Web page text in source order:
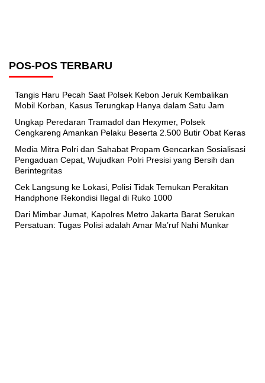
POS-POS TERBARU
Tangis Haru Pecah Saat Polsek Kebon Jeruk Kembalikan
Mobil Korban, Kasus Terungkap Hanya dalam Satu Jam
Ungkap Peredaran Tramadol dan Hexymer, Polsek
Cengkareng Amankan Pelaku Beserta 2.500 Butir Obat Keras
Media Mitra Polri dan Sahabat Propam Gencarkan Sosialisasi
Pengaduan Cepat, Wujudkan Polri Presisi yang Bersih dan
Berintegritas
Cek Langsung ke Lokasi, Polisi Tidak Temukan Perakitan
Handphone Rekondisi Ilegal di Ruko 1000
Dari Mimbar Jumat, Kapolres Metro Jakarta Barat Serukan
Persatuan: Tugas Polisi adalah Amar Ma’ruf Nahi Munkar